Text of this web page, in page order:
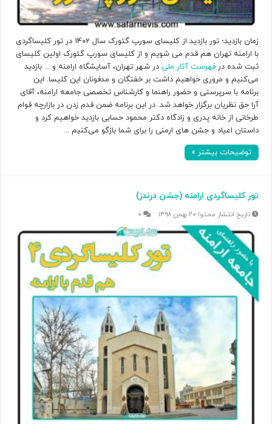
زمان بازدید؛ تور بازدید از کلیسای سورپ گئورک سال ۱۴۰۲ در تور کلیساگردی
با ارامنه تهران هم قدم می شویم و از کلیسای سورپ گئورک اولین کلیسای
ثبت شده درفهرست آثار ملی در شهر تهران، آسایشگاه ارامنه و ... بازدید
می‌کنیم و مروری خواهیم داشت بر خفتگان و مدفونان این کلیسا. این
برنامه با سرپرستی و حضور راهنما و کارشناس تخصصی جامعه ارامنه، آقای
آرا حق نظریان برگزار خواهد شد. در این برنامه ضمن قدم زدن در بازارچه قوام
طرخانی از خانه پدری و زادگاه دکتر محمود حسابی بازدید خواهیم کرد و
داستان اعیاد و جشن های ارمنی را برای شما بازگو می‌کنیم ...
توضیحات بیشتر »
تور کلیساگردی ارامنه (جشن درندز)
۲۰ بهمن ۱۳۹۸ ۰